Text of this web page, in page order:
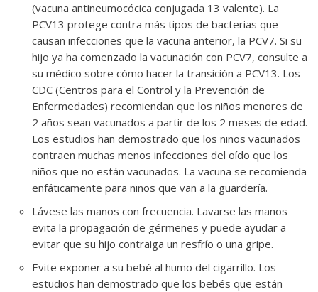
(vacuna antineumocócica conjugada 13 valente). La
PCV13 protege contra más tipos de bacterias que
causan infecciones que la vacuna anterior, la PCV7. Si su
hijo ya ha comenzado la vacunación con PCV7, consulte a
su médico sobre cómo hacer la transición a PCV13. Los
CDC (Centros para el Control y la Prevención de
Enfermedades) recomiendan que los niños menores de
2 años sean vacunados a partir de los 2 meses de edad.
Los estudios han demostrado que los niños vacunados
contraen muchas menos infecciones del oído que los
niños que no están vacunados. La vacuna se recomienda
enfáticamente para niños que van a la guardería.
Lávese las manos con frecuencia. Lavarse las manos
evita la propagación de gérmenes y puede ayudar a
evitar que su hijo contraiga un resfrío o una gripe.
Evite exponer a su bebé al humo del cigarrillo. Los
estudios han demostrado que los bebés que están